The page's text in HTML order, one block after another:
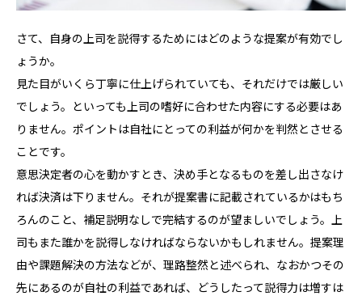
さて、自身の上司を説得するためにはどのような提案が有効でし
ょうか。
見た目がいくら丁寧に仕上げられていても、それだけでは厳しい
でしょう。といっても上司の嗜好に合わせた内容にする必要はあ
りません。ポイントは自社にとっての利益が何かを判然とさせる
ことです。
意思決定者の心を動かすとき、決め手となるものを差し出さなけ
れば決済は下りません。それが提案書に記載されているかはもち
ろんのこと、補足説明なしで完結するのが望ましいでしょう。上
司もまた誰かを説得しなければならないかもしれません。提案理
由や課題解決の方法などが、理路整然と述べられ、なおかつその
先にあるのが自社の利益であれば、どうしたって説得力は増すは